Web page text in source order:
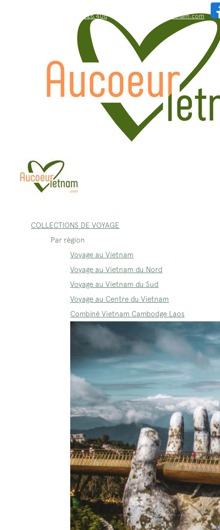
WhatsApp: +84.909.426.406 bonjour@aucoeurvietnam.com
COLLECTIONS DE VOYAGE
Par région
Voyage au Vietnam
Voyage au Vietnam du Nord
Voyage au Vietnam du Sud
Voyage au Centre du Vietnam
Combiné Vietnam Cambodge Laos